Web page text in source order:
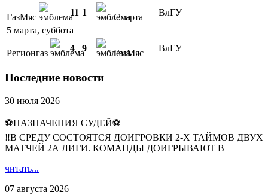
ГазМяс 11 1 Спарта
ВлГУ
5 марта, суббота
Регионгаз 4 9 ГазМяс ВлГУ
Последние новости
30 июля 2026
⚽НАЗНАЧЕНИЯ СУДЕЙ⚽
‼В СРЕДУ СОСТОЯТСЯ ДОИГРОВКИ 2-Х ТАЙМОВ ДВУХ
МАТЧЕЙ 2А ЛИГИ. КОМАНДЫ ДОИГРЫВАЮТ В
читать...
07 августа 2026